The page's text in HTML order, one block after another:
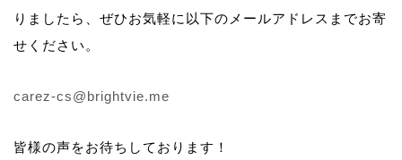
りましたら、ぜひお気軽に以下のメールアドレスまでお寄
せください。
carez-cs@brightvie.me
皆様の声をお待ちしております！